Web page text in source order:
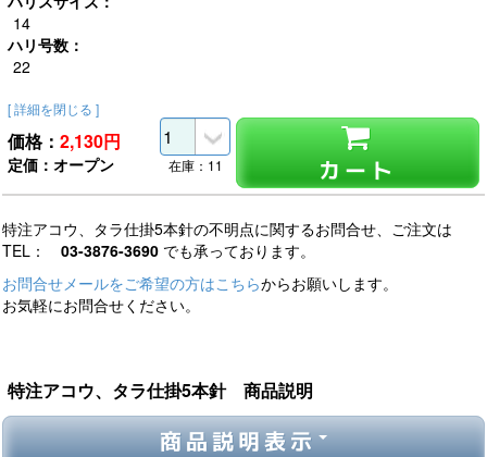
14
ハリ号数：
22
[ 詳細を閉じる ]
価格： 2,130円
定価：オープン カート
在庫：11
特注アコウ、タラ仕掛5本針の不明点に関するお問合せ、ご注文は
TEL： 03-3876-3690 でも承っております。
お問合せメールをご希望の方はこちらからお願いします。
お気軽にお問合せください。
特注アコウ、タラ仕掛5本針 商品説明
商品説明表示